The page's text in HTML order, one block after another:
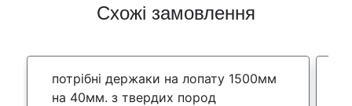
Схожі замовлення
потрібні держаки на лопату 1500мм
на 40мм. з твердих пород